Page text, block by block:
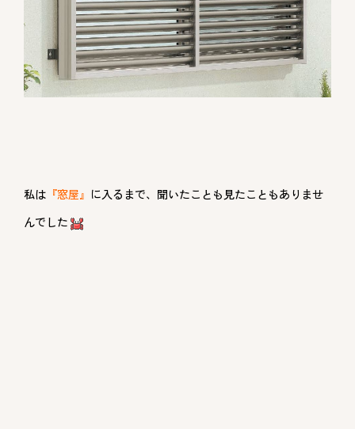
私は 『窓屋』 に入るまで、聞いたことも見たこともありませ
んでした